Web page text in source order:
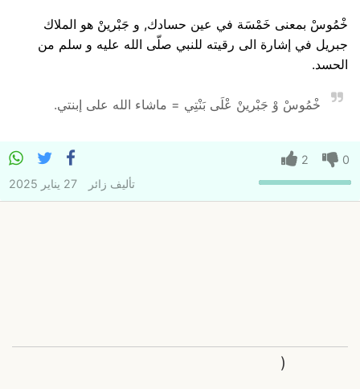
خْمُوسْ بمعنى خَمْسَة في عين حسادك, و جَبْرينْ هو الملاك
جبريل في إشارة الى رقيته للنبي صلّى الله عليه و سلم من
الحسد.
خْمُوسْ وْ جَبْرينْ عْلَى بَنْتِي = ماشاء الله على إبنتي.
0
2
تأليف زائر 27 يناير 2025
(